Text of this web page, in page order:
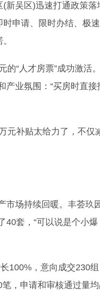
吴区)迅速打通政策落
时申请、限时办结、极
“人才房票”成功激活
产业氛围：“买房时直接
补贴太给力了，不仅
场持续回暖。丰荟玖
40套，“可以说是个小爆
100%，意向成交230组
，申请和审核通过量